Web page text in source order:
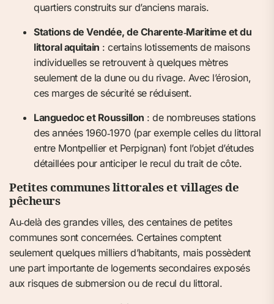
quartiers construits sur d’anciens marais.
Stations de Vendée, de Charente‑Maritime et du
littoral aquitain : certains lotissements de maisons
individuelles se retrouvent à quelques mètres
seulement de la dune ou du rivage. Avec l’érosion,
ces marges de sécurité se réduisent.
Languedoc et Roussillon : de nombreuses stations
des années 1960‑1970 (par exemple celles du littoral
entre Montpellier et Perpignan) font l’objet d’études
détaillées pour anticiper le recul du trait de côte.
Petites communes littorales et villages de
pêcheurs
Au‑delà des grandes villes, des centaines de petites
communes sont concernées. Certaines comptent
seulement quelques milliers d’habitants, mais possèdent
une part importante de logements secondaires exposés
aux risques de submersion ou de recul du littoral.